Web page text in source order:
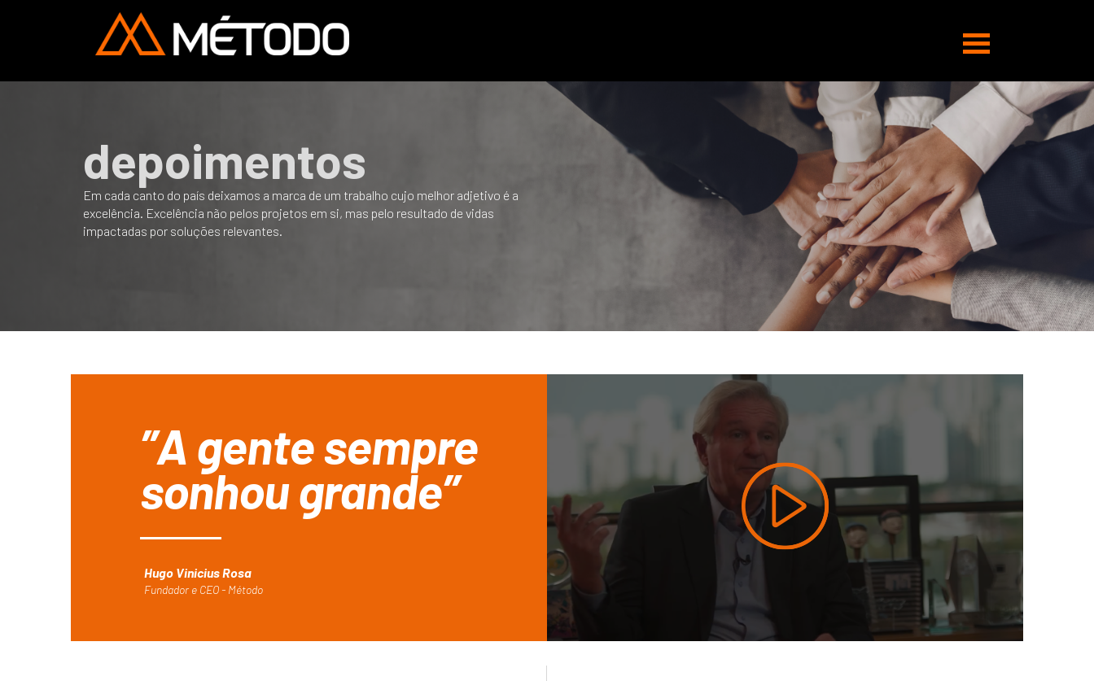
Abrir
navegação
depoimentos
Em cada canto do país deixamos a marca de um trabalho cujo melhor adjetivo é a
excelência. Excelência não pelos projetos em si, mas pelo resultado de vidas
impactadas por soluções relevantes.
”A gente sempre
sonhou grande”
Hugo Vinicius Rosa
Fundador e CEO - Método